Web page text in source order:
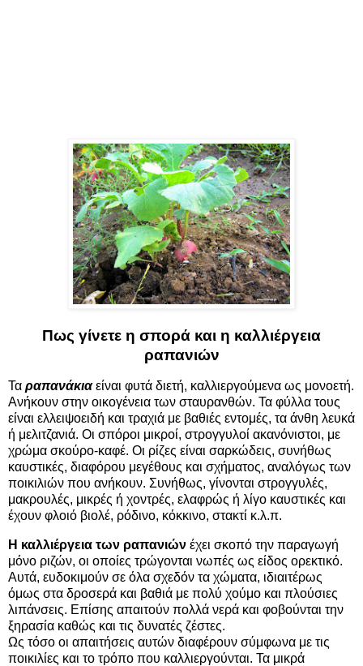
Πως γίνετε η σπορά και η καλλιέργεια
ραπανιών
Τα ραπανάκιαείναι φυτά διετή, καλλιεργούμενα ως μονοετή.
Ανήκουν στην οικογένεια των σταυρανθών. Τα φύλλα τους
είναι ελλειψοειδή και τραχιά με βαθιές εντομές, τα άνθη λευκά
ή μελιτζανιά. Οι σπόροι μικροί, στρογγυλοί ακανόνιστοι, με
χρώμα σκούρο-καφέ. Οι ρίζες είναι σαρκώδεις, συνήθως
καυστικές, διαφόρου μεγέθους και σχήματος, αναλόγως των
ποικιλιών που ανήκουν. Συνήθως, γίνονται στρογγυλές,
μακρουλές, μικρές ή χοντρές, ελαφρώς ή λίγο καυστικές και
έχουν φλοιό βιολέ, ρόδινο, κόκκινο, στακτί κ.λ.π.
Η καλλιέργεια των ραπανιών έχει σκοπό την παραγωγή
μόνο ριζών, οι οποίες τρώγονται νωπές ως είδος ορεκτικό.
Αυτά, ευδοκιμούν σε όλα σχεδόν τα χώματα, ιδιαιτέρως
όμως στα δροσερά και βαθιά με πολύ χούμο και πλούσιες
λιπάνσεις. Επίσης απαιτούν πολλά νερά και φοβούνται την
ξηρασία καθώς και τις δυνατές ζέστες.
Ως τόσο οι απαιτήσεις αυτών διαφέρουν σύμφωνα με τις
ποικιλίες και το τρόπο που καλλιεργούνται. Τα μικρά